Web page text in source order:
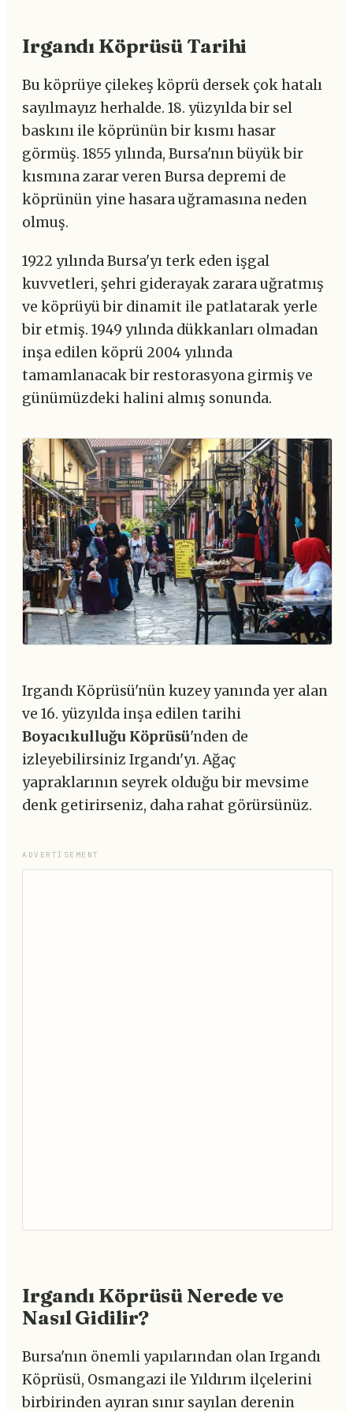
Irgandı Köprüsü Tarihi
Bu köprüye çilekeş köprü dersek çok hatalı
sayılmayız herhalde. 18. yüzyılda bir sel
baskını ile köprünün bir kısmı hasar
görmüş. 1855 yılında, Bursa'nın büyük bir
kısmına zarar veren Bursa depremi de
köprünün yine hasara uğramasına neden
olmuş.
1922 yılında Bursa'yı terk eden işgal
kuvvetleri, şehri giderayak zarara uğratmış
ve köprüyü bir dinamit ile patlatarak yerle
bir etmiş. 1949 yılında dükkanları olmadan
inşa edilen köprü 2004 yılında
tamamlanacak bir restorasyona girmiş ve
günümüzdeki halini almış sonunda.
Irgandı Köprüsü'nün kuzey yanında yer alan
ve 16. yüzyılda inşa edilen tarihi
Boyacıkulluğu Köprüsü'nden de
izleyebilirsiniz Irgandı'yı. Ağaç
yapraklarının seyrek olduğu bir mevsime
denk getirirseniz, daha rahat görürsünüz.
ADVERTISEMENT
Irgandı Köprüsü Nerede ve
Nasıl Gidilir?
Bursa'nın önemli yapılarından olan Irgandı
Köprüsü, Osmangazi ile Yıldırım ilçelerini
birbirinden ayıran sınır sayılan derenin